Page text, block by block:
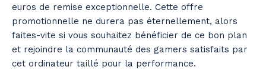
euros de remise exceptionnelle. Cette offre
promotionnelle ne durera pas éternellement, alors
faites-vite si vous souhaitez bénéficier de ce bon plan
et rejoindre la communauté des gamers satisfaits par
cet ordinateur taillé pour la performance.